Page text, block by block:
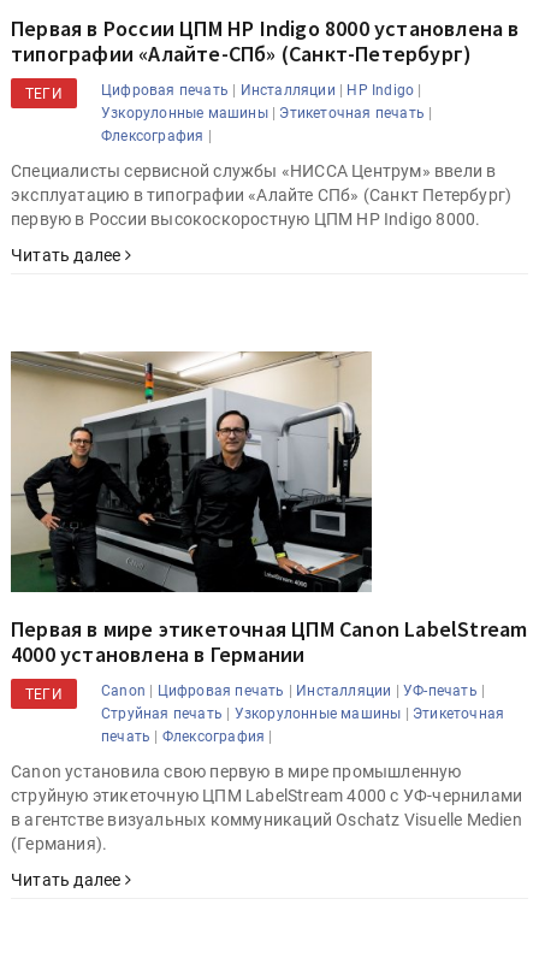
Первая в России ЦПМ HP Indigo 8000 установлена в
типографии «Алайте-СПб» (Санкт-Петербург)
ТЕГИ Цифровая печать | Инсталляции | HP Indigo |
Узкорулонные машины| Этикеточная печать |
Флексография |
Специалисты сервисной службы «НИССА Центрум» ввели в
эксплуатацию в типографии «Алайте СПб» (Санкт Петербург)
первую в России высокоскоростную ЦПМ HP Indigo 8000.
Читать далее
Первая в мире этикеточная ЦПМ Canon LabelStream
4000 установлена в Германии
ТЕГИ Canon | Цифровая печать | Инсталляции |УФ-печать |
Струйная печать | Узкорулонные машины | Этикеточная
печать | Флексография |
Canon установила свою первую в мире промышленную
струйную этикеточную ЦПМ LabelStream 4000 с УФ-чернилами
в агентстве визуальных коммуникаций Oschatz Visuelle Medien
(Германия).
Читать далее